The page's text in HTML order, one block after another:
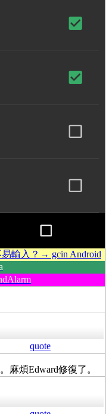
輸入？→ gcin Android
quote
麻煩Edward修復了。